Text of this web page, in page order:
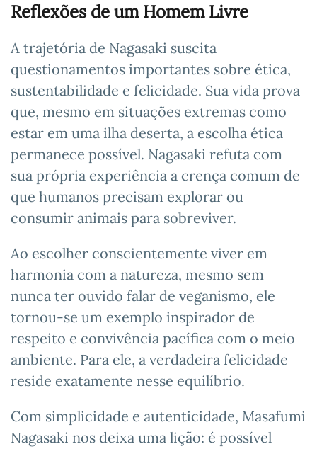
Reflexões de um Homem Livre
A trajetória de Nagasaki suscita
questionamentos importantes sobre ética,
sustentabilidade e felicidade. Sua vida prova
que, mesmo em situações extremas como
estar em uma ilha deserta, a escolha ética
permanece possível. Nagasaki refuta com
sua própria experiência a crença comum de
que humanos precisam explorar ou
consumir animais para sobreviver.
Ao escolher conscientemente viver em
harmonia com a natureza, mesmo sem
nunca ter ouvido falar de veganismo, ele
tornou-se um exemplo inspirador de
respeito e convivência pacífica com o meio
ambiente. Para ele, a verdadeira felicidade
reside exatamente nesse equilíbrio.
Com simplicidade e autenticidade, Masafumi
Nagasaki nos deixa uma lição: é possível